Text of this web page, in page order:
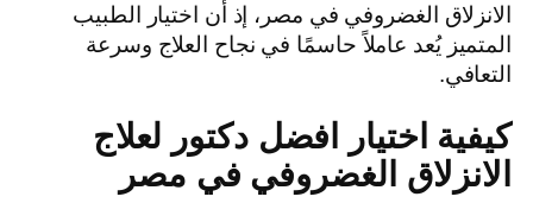
الانزلاق الغضروفي في مصر، إذ أن اختيار الطبيب
المتميز يُعد عاملاً حاسمًا في نجاح العلاج وسرعة
التعافي.
كيفية اختيار افضل دكتور لعلاج
الانزلاق الغضروفي في مصر